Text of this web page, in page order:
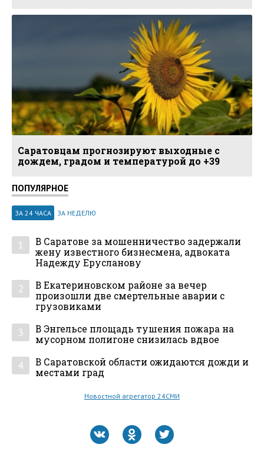
Саратовцам прогнозируют выходные с
дождем, градом и температурой до +39
ПОПУЛЯРНОЕ
ЗА 24 ЧАСА ЗА НЕДЕЛЮ
1
В Саратове за мошенничество задержали
жену известного бизнесмена, адвоката
Надежду Ерусланову
2
В Екатериновском районе за вечер
произошли две смертельные аварии с
грузовиками
3
В Энгельсе площадь тушения пожара на
мусорном полигоне снизилась вдвое
4
В Саратовской области ожидаются дожди и
местами град
Новостной агрегатор 24СМИ